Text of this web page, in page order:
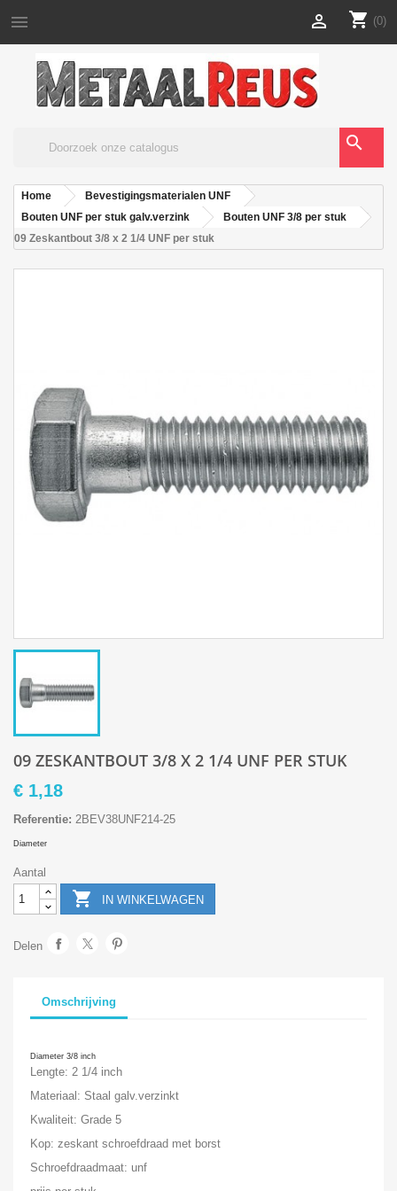
 shopping_cart (0)

search
Home
Bevestigingsmaterialen UNF
Bouten UNF per stuk galv.verzink
Bouten UNF 3/8 per stuk
09 Zeskantbout 3/8 x 2 1/4 UNF per stuk
09 ZESKANTBOUT 3/8 X 2 1/4 UNF PER STUK
€ 1,18
Referentie: 2BEV38UNF214-25
Diameter
Aantal
 IN WINKELWAGEN
Delen
Omschrijving
Diameter 3/8 inch
Lengte: 2 1/4 inch
Materiaal: Staal galv.verzinkt
Kwaliteit: Grade 5
Kop: zeskant schroefdraad met borst
Schroefdraadmaat: unf